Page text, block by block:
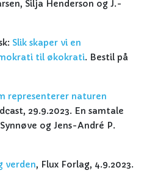
Silja Henderson og J.-
Slik skaper vi en
til økokrati. Bestil på
representerer naturen
29.9.2023. En samtale
og Jens-André P.
verden, Flux Forlag, 4.9.2023.